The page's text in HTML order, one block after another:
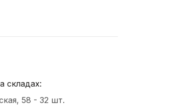
складах:
58 - 32 шт.